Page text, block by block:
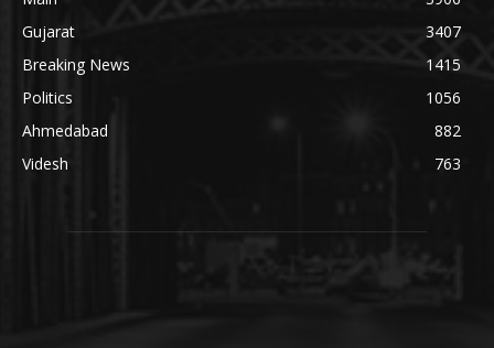
Gujarat
3407
Breaking News
1415
Politics
1056
Ahmedabad
882
Videsh
763